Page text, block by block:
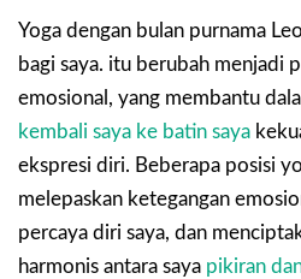
Yoga dengan bulan purnama
bagi saya. itu berubah menjadi
emosional, yang membantu
kembali saya ke batin saya
ekspresi diri. Beberapa posisi
melepaskan ketegangan
percaya diri saya, dan
harmonis antara saya pikiran